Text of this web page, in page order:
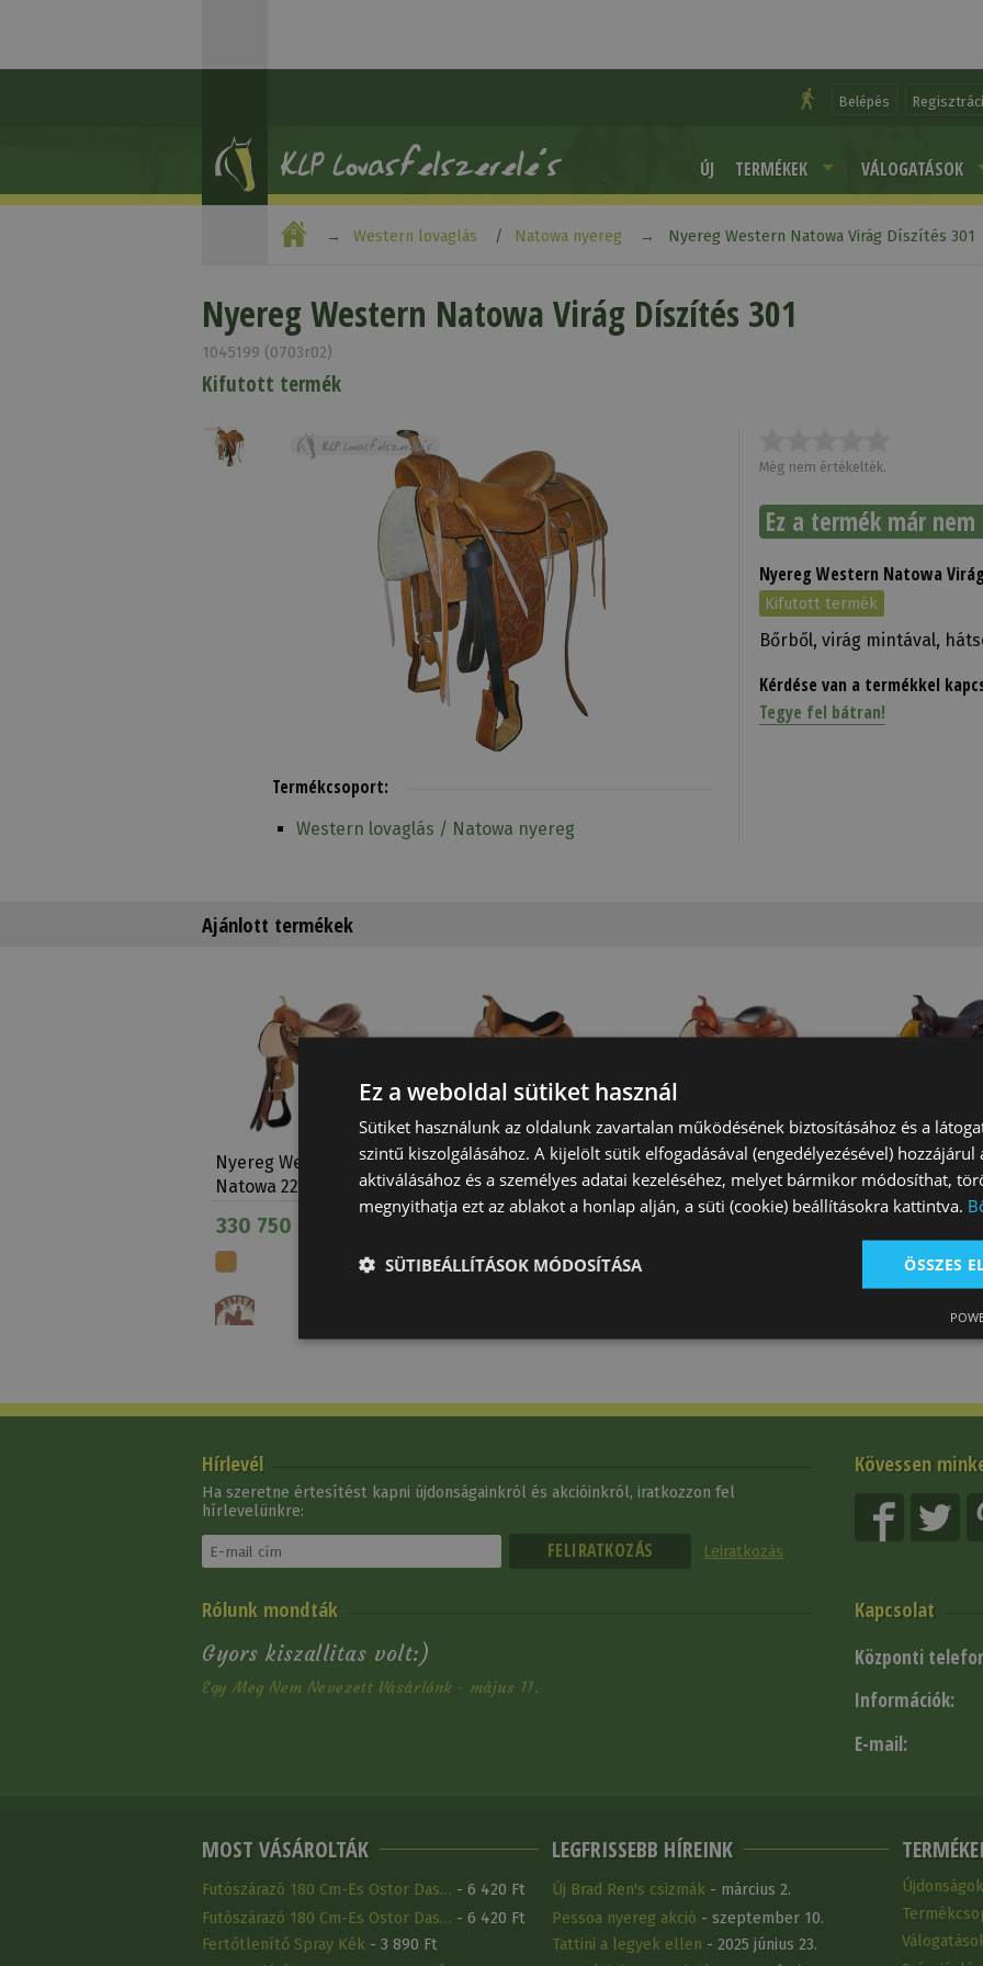
Belépés
ÚJ TERMÉKEK VÁLOGATÁSOK
Western lovaglás Natowa nyereg Nyereg Western Natowa Virág Díszítés 301
Nyereg Western Natowa Virág Díszítés 301
1045199 (0703r02)
Kifutott termék
Még nem értékelték.
Ez a termék már
Nyereg Western Natowa
Kifutott termék
Bőrből, virág mintával,
Kérdése van a termékkel
Tegye fel bátran!
Termékcsoport:
Western lovaglás / Natowa nyereg
Ajánlott termékek
Nyereg Western
Natowa 2218
330 750 Ft
Nyereg Western
Natowa Kosárfonott
Dupla…
Nyereg Western
Natowa 2219
Nyereg
Natowa
Natowa 2214
369 900 Ft
Kövessen
Hírlevél
Ha szeretne értesítést kapni újdonságainkról és akcióinkról, iratkozzon fel
hírlevelünkre:
Leiratkozás
Kapcsolat
Központi
Információk:
E-mail:
Rólunk mondták
Gyors kiszallitas volt:)
Egy Meg Nem Nevezett Vásárlónk - május 11.
MOST VÁSÁROLTÁK
Futószárazó 180 Cm-Es Ostor Das… - 6 420 Ft
Futószárazó 180 Cm-Es Ostor Das… - 6 420 Ft
Fertőtlenítő Spray Kék - 3 890 Ft
LEGFRISSEBB HÍREINK
Új Brad Ren's csizmák- március 2.
Pessoa nyereg akció - szeptember 10.
Tattini a legyek ellen - 2025 június 23.
Újdonságok
Ez a weboldal sütiket használ
Sütiket használunk az oldalunk zavartalan működésének biztosításához és a
szintű kiszolgálásához. A kijelölt sütik elfogadásával (engedélyezésével) hozzájárul
aktiválásához és a személyes adatai kezeléséhez, melyet bármikor módosíthat,
megnyithatja ezt az ablakot a honlap alján, a süti (cookie) beállításokra kattintva.
ÖSSZES
SÜTIBEÁLLÍTÁSOK MÓDOSÍTÁSA